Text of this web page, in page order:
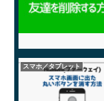
スマホ／タブレット